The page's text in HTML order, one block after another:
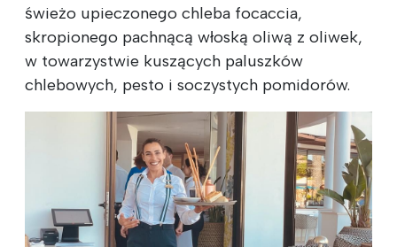
świeżo upieczonego chleba focaccia,
skropionego pachnącą włoską oliwą z oliwek,
w towarzystwie kuszących paluszków
chlebowych, pesto i soczystych pomidorów.